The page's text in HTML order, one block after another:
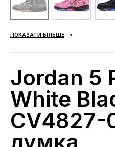
ПОКАЗАТИ БІЛЬШЕ
Jordan 5
White
думка